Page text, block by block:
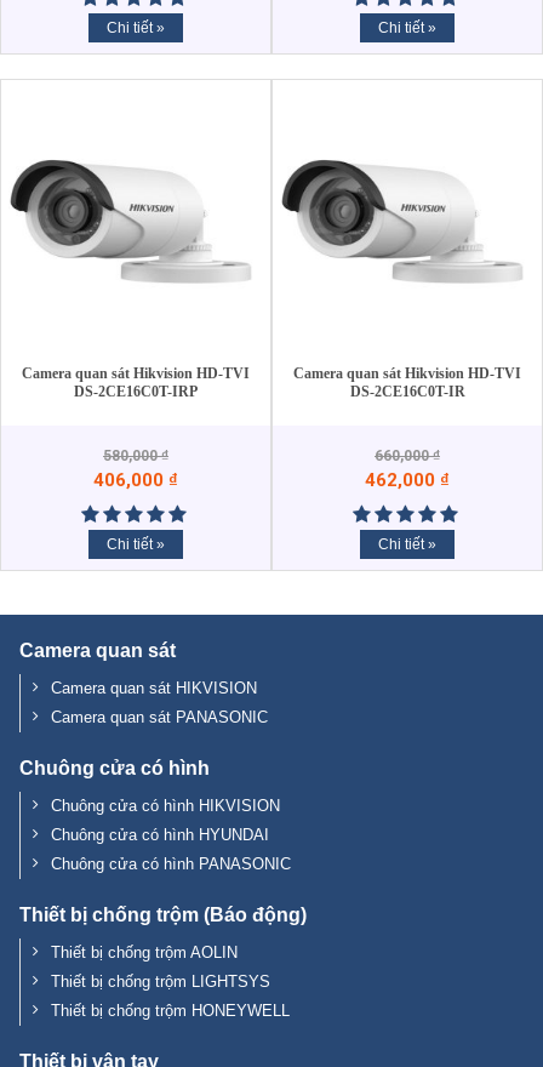
Chi tiết » Chi tiết »
Camera quan sát Hikvision HD-TVI
DS-2CE16C0T-IRP
580,000₫
406,000 ₫
Chi tiết »
Camera quan sát Hikvision HD-TVI
DS-2CE16C0T-IR
660,000₫
462,000 ₫
Chi tiết »
Camera quan sát
Camera quan sát HIKVISION
Camera quan sát PANASONIC
Chuông cửa có hình
Chuông cửa có hình HIKVISION
Chuông cửa có hình HYUNDAI
Chuông cửa có hình PANASONIC
Thiết bị chống trộm (Báo động)
Thiết bị chống trộm AOLIN
Thiết bị chống trộm LIGHTSYS
Thiết bị chống trộm HONEYWELL
Thiết bị vân tay